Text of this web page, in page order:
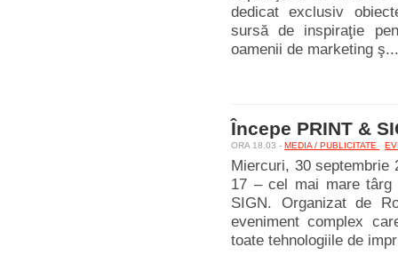
dedicat exclusiv
sursă de inspiraţie
oamenii de marketing ş...
Începe PRINT &
ORA 18.03 - MEDIA / PUBLICITATE
Miercuri, 30 septembrie
17 – cel mai mare târg
SIGN. Organizat de
eveniment complex
toate tehnologiile de